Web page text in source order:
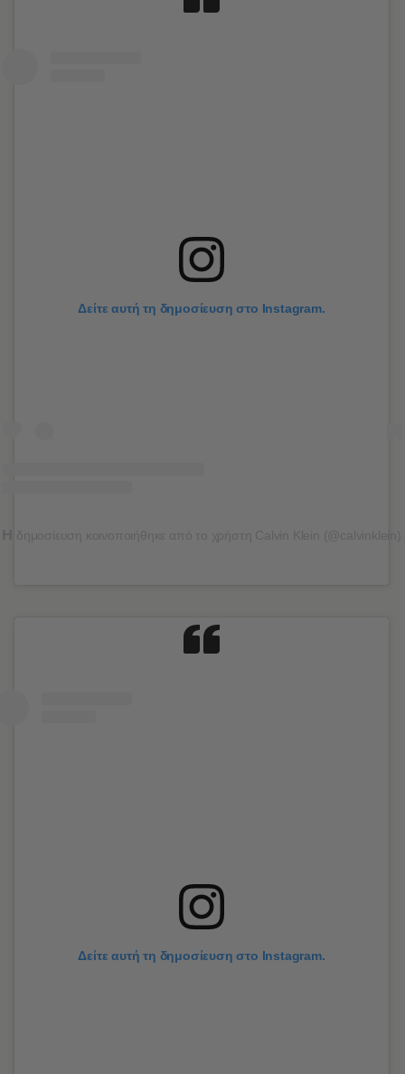
Δείτε αυτή τη δημοσίευση στο Instagram.
Δείτε αυτή τη δημοσίευση στο Instagram.